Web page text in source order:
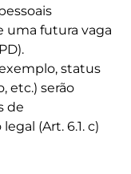
uma futura vaga
status
etc.) serão
de
(Art. 6.1. c)